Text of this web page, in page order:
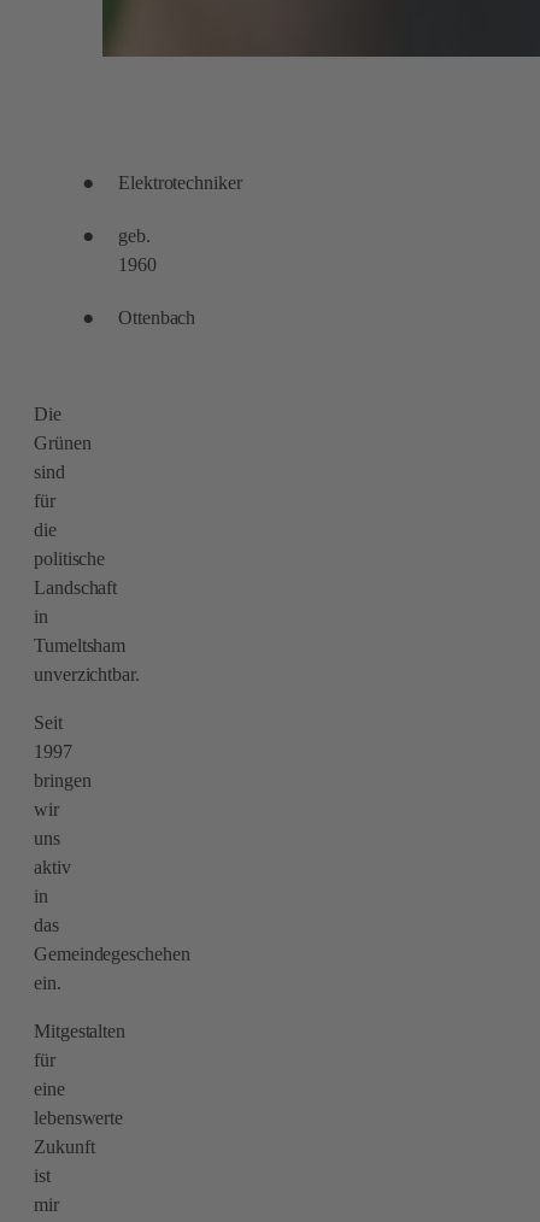
Elektrotechniker
geb.
1960
Ottenbach
Die
Grünen
sind
für
die
politische
Landschaft
in
Tumeltsham
unverzichtbar.
Seit
1997
bringen
wir
uns
aktiv
in
das
Gemeindegeschehen
ein.
Mitgestalten
für
eine
lebenswerte
Zukunft
ist
mir